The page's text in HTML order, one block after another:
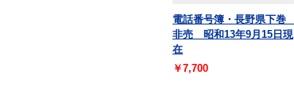
電話番号簿・長野県下巻
非売 昭和13年9月15日現
在
￥7,700